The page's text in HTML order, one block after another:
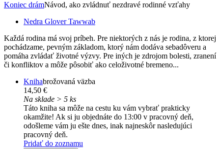
Koniec drámNávod, ako zvládnuť nezdravé rodinné vzťahy
Nedra Glover Tawwab
Každá rodina má svoj príbeh. Pre niektorých z nás je rodina, z ktorej
pochádzame, pevným základom, ktorý nám dodáva sebadôveru a
pomáha zvládať životné výzvy. Pre iných je zdrojom bolesti, zranení
či konfliktov a môže pôsobiť ako celoživotné bremeno...
Knihabrožovaná väzba
14,50 €
Na sklade > 5 ks
Táto kniha sa môže na cestu ku vám vybrať prakticky
okamžite! Ak si ju objednáte do 13:00 v pracovný deň,
odošleme vám ju ešte dnes, inak najneskôr nasledujúci
pracovný deň.
Pridať do zoznamu